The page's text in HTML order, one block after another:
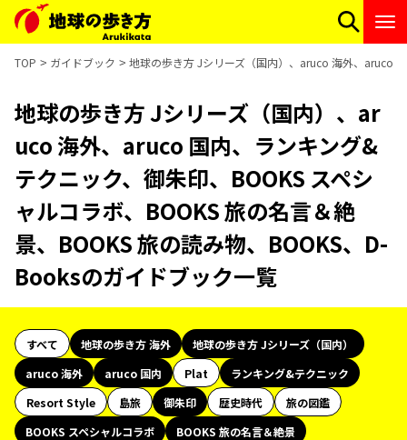
TOP ガイドブック 地球の歩き方 Jシリーズ（国内）、aruco 海外、aruco
地球の歩き方 Jシリーズ（国内）、ar
uco 海外、aruco 国内、ランキング&
テクニック、御朱印、BOOKS スペシ
ャルコラボ、BOOKS 旅の名言＆絶
景、BOOKS 旅の読み物、BOOKS、D-
Booksのガイドブック一覧
すべて 地球の歩き方 海外
地球の歩き方 Jシリーズ（国内）
aruco 海外
aruco 国内 Plat
ランキング&テクニック
Resort Style
島旅 御朱印 歴史時代
旅の図鑑
BOOKS スペシャルコラボ
BOOKS 旅の名言＆絶景